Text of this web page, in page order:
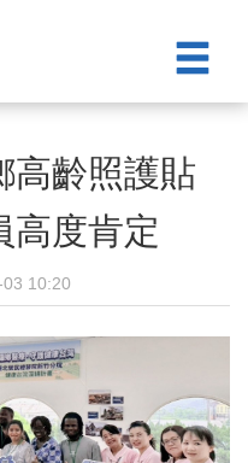
高齡照護貼
度肯定
10:20